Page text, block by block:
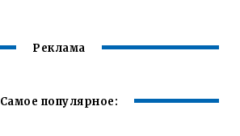
Реклама
Самое популярное: